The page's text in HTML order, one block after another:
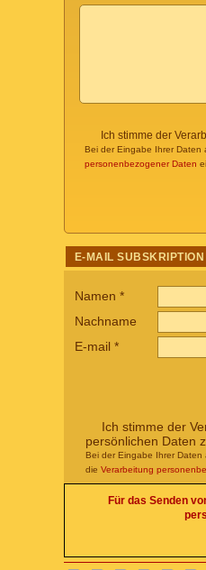
Ich stimme der
Bei der Eingabe Ihrer Daten
personenbezogener Daten
E-MAIL SUBSKRIPTION
Namen *
Nachname
E-mail *
Ich stimme der
persönlichen Daten
Bei der Eingabe Ihrer Daten
die Verarbeitung
Für das Senden